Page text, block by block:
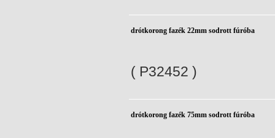
drótkorong fazék 22mm sodrott fúróba
( P32452 )
drótkorong fazék 75mm sodrott fúróba